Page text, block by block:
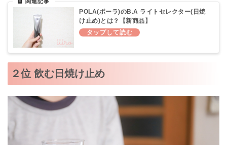
POLA(ポーラ)のB.A ライトセレクター(日焼
け止め)とは？【新商品】
２位 飲む日焼け止め